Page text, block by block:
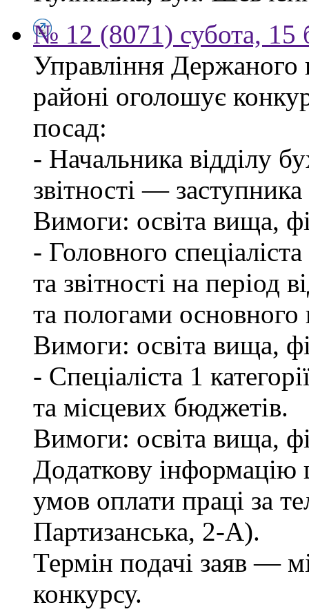
№ 12 (8071) субота, 15
Управління Держаного
районі оголошує
посад:
- Начальника відділу
звітності —
Вимоги: освіта вища,
- Головного
та звітності на період
та пологами основного
Вимоги: освіта вища,
- Спеціаліста 1
та місцевих бюджетів.
Вимоги: освіта вища,
Додаткову інформацію
умов оплати праці за
Партизанська, 2-А).
Термін подачі заяв —
конкурсу.